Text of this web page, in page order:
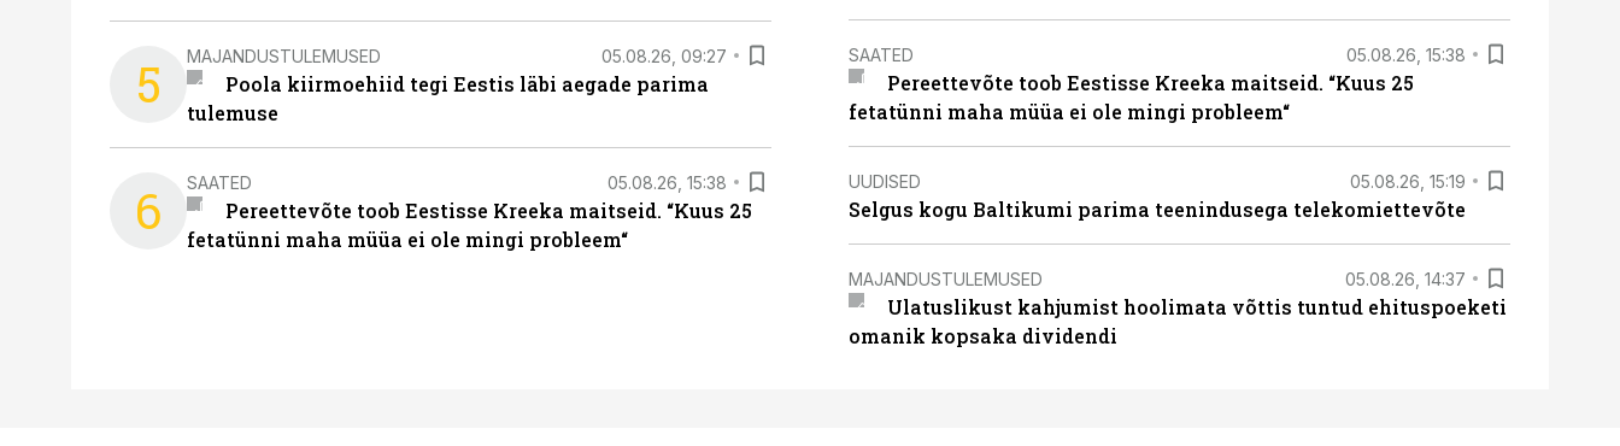
5 MAJANDUSTULEMUSED 05.08.26, 09:27
Poola kiirmoehiid tegi Eestis läbi aegade parima
tulemuse
6 SAATED 05.08.26, 15:38
Pereettevõte toob Eestisse Kreeka maitseid. “Kuus 25
fetatünni maha müüa ei ole mingi probleem“
SAATED 05.08.26, 15:38
Pereettevõte toob Eestisse Kreeka maitseid. “Kuus 25
fetatünni maha müüa ei ole mingi probleem“
UUDISED 05.08.26, 15:19
Selgus kogu Baltikumi parima teenindusega telekomiettevõte
MAJANDUSTULEMUSED 05.08.26, 14:37
Ulatuslikust kahjumist hoolimata võttis tuntud ehituspoeketi
omanik kopsaka dividendi